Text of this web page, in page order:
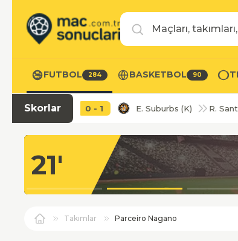
Maç, takım veya lig ara
FUTBOL 284 BASKETBOL 90
Skorlar
0 -1 E. Suburbs (K) R. Santander
25'
Takımlar Parceiro Nagano